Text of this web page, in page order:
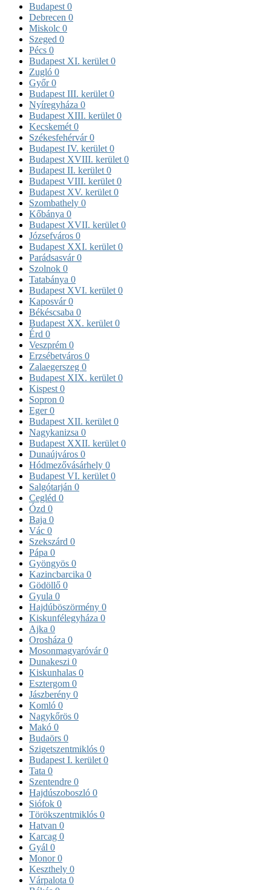
Budapest 0
Debrecen 0
Miskolc 0
Szeged 0
Pécs 0
Budapest XI. kerület 0
Zugló 0
Győr0
Budapest III. kerület 0
Nyíregyháza 0
Budapest XIII. kerület 0
Kecskemét 0
Székesfehérvár0
Budapest IV. kerület 0
Budapest XVIII. kerület 0
Budapest II. kerület 0
Budapest VIII. kerület 0
Budapest XV. kerület 0
Szombathely 0
Kőbánya 0
Budapest XVII. kerület 0
Józsefváros 0
Budapest XXI. kerület 0
Parádsasvár0
Szolnok 0
Tatabánya 0
Budapest XVI. kerület 0
Kaposvár0
Békéscsaba 0
Budapest XX. kerület 0
Érd 0
Veszprém 0
Erzsébetváros 0
Zalaegerszeg 0
Budapest XIX. kerület 0
Kispest 0
Sopron 0
Eger0
Budapest XII. kerület 0
Nagykanizsa 0
Budapest XXII. kerület 0
Dunaújváros 0
Hódmezővásárhely 0
Budapest VI. kerület 0
Salgótarján 0
Cegléd 0
Ózd 0
Baja 0
Vác 0
Szekszárd 0
Pápa 0
Gyöngyös 0
Kazincbarcika 0
Gödöllő 0
Gyula 0
Hajdúböszörmény 0
Kiskunfélegyháza 0
Ajka 0
Orosháza 0
Mosonmagyaróvár0
Dunakeszi 0
Kiskunhalas 0
Esztergom 0
Jászberény 0
Komló 0
Nagykőrös 0
Makó 0
Budaörs 0
Szigetszentmiklós 0
Budapest I. kerület 0
Tata 0
Szentendre 0
Hajdúszoboszló 0
Siófok 0
Törökszentmiklós 0
Hatvan 0
Karcag 0
Gyál 0
Monor0
Keszthely 0
Várpalota 0